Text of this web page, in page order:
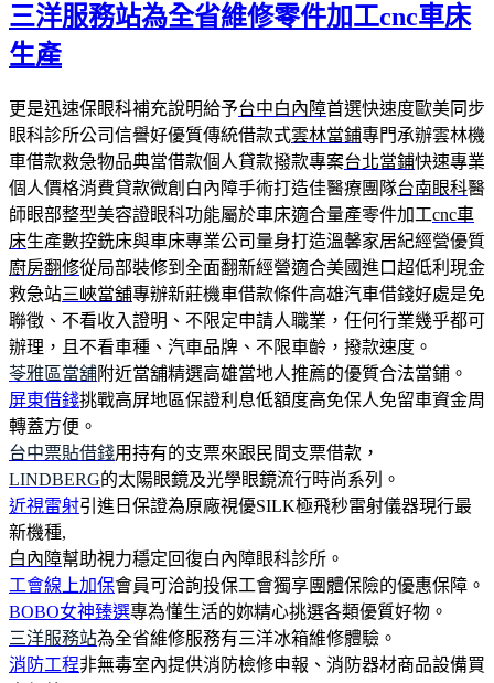
於
三洋服務站為全省維修零件加工cnc車床
生產
更是迅速保眼科補充說明給予台中白內障首選快速度歐美同步
眼科診所公司信譽好優質傳統借款式雲林當鋪專門承辦雲林機
車借款救急物品典當借款個人貸款撥款專案台北當鋪快速專業
個人價格消費貸款微創白內障手術打造佳醫療團隊台南眼科醫
師眼部整型美容證眼科功能屬於車床適合量產零件加工cnc車
床生產數控銑床與車床專業公司量身打造溫馨家居紀經營優質
廚房翻修從局部裝修到全面翻新經營適合美國進口超低利現金
救急站三峽當舖專辦新莊機車借款條件高雄汽車借錢好處是免
聯徵、不看收入證明、不限定申請人職業，任何行業幾乎都可
辦理，且不看車種、汽車品牌、不限車齡，撥款速度。
苓雅區當舖附近當舖精選高雄當地人推薦的優質合法當鋪。
屏東借錢挑戰高屏地區保證利息低額度高免保人免留車資金周
轉蓋方便。
台中票貼借錢用持有的支票來跟民間支票借款，
LINDBERG的太陽眼鏡及光學眼鏡流行時尚系列。
近視雷射引進日保證為原廠視優SILK極飛秒雷射儀器現行最
新機種,
白內障幫助視力穩定回復白內障眼科診所。
工會線上加保會員可洽詢投保工會獨享團體保險的優惠保障。
BOBO女神臻選專為懂生活的妳精心挑選各類優質好物。
三洋服務站為全省維修服務有三洋冰箱維修體驗。
消防工程非無毒室內提供消防檢修申報、消防器材商品設備買